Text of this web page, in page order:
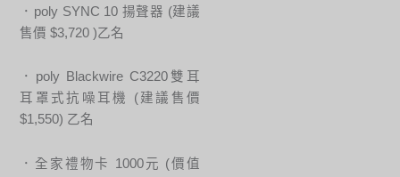
．poly SYNC 10 揚聲器 (建議
售價 $3,720 )乙名
．poly Blackwire C3220雙耳
耳罩式抗噪耳機 (建議售價
$1,550) 乙名
．全家禮物卡 1000元 (價值